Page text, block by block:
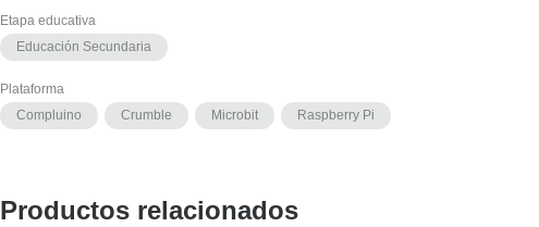
Etapa educativa
Educación Secundaria
Plataforma
Compluino
Crumble Microbit Raspberry Pi
Productos relacionados